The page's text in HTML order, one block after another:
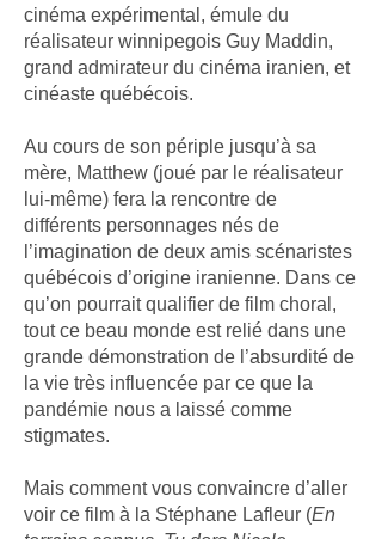
cinéma expérimental, émule du
réalisateur winnipegois Guy Maddin,
grand admirateur du cinéma iranien, et
cinéaste québécois.
Au cours de son périple jusqu’à sa
mère, Matthew (joué par le réalisateur
lui-même) fera la rencontre de
différents personnages nés de
l’imagination de deux amis scénaristes
québécois d’origine iranienne. Dans ce
qu’on pourrait qualifier de film choral,
tout ce beau monde est relié dans une
grande démonstration de l’absurdité de
la vie très influencée par ce que la
pandémie nous a laissé comme
stigmates.
Mais comment vous convaincre d’aller
voir ce film à la Stéphane Lafleur (En